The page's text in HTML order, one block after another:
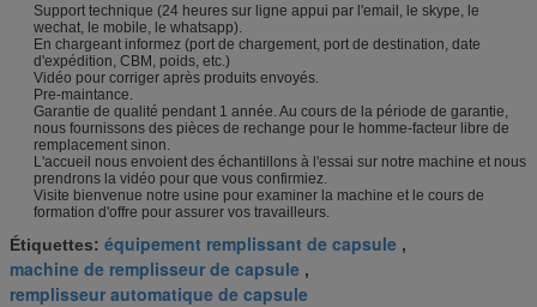
Support technique (24 heures sur ligne appui par l'email, le skype, le
wechat, le mobile, le whatsapp).
En chargeant informez (port de chargement, port de destination, date
d'expédition, CBM, poids, etc.)
Vidéo pour corriger après produits envoyés.
Pre-maintance.
Garantie de qualité pendant 1 année. Au cours de la période de garantie,
nous fournissons des pièces de rechange pour le homme-facteur libre de
remplacement sinon.
L'accueil nous envoient des échantillons à l'essai sur notre machine et nous
prendrons la vidéo pour que vous confirmiez.
Visite bienvenue notre usine pour examiner la machine et le cours de
formation d'offre pour assurer vos travailleurs.
Étiquettes: équipement remplissant de capsule ,
machine de remplisseur de capsule ,
remplisseur automatique de capsule